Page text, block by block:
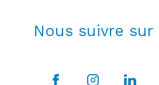
Nous suivre sur